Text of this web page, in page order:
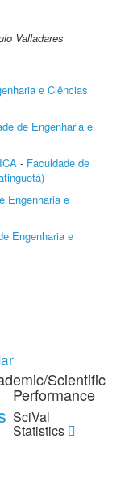
Valladares
e Ciências
de Engenharia e
- Faculdade de
Engenharia e
Engenharia e
Scientific
Performance
SciVal
Statistics